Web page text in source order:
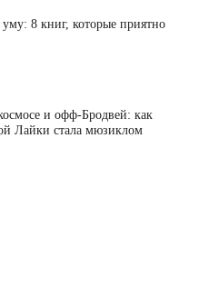
8 книг, которые приятно
и офф-Бродвей: как
Лайки стала мюзиклом